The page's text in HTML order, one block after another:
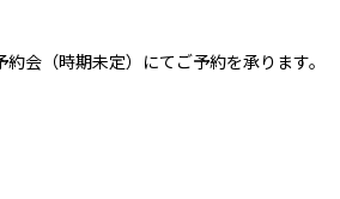
会（時期未定）にてご予約を承ります。